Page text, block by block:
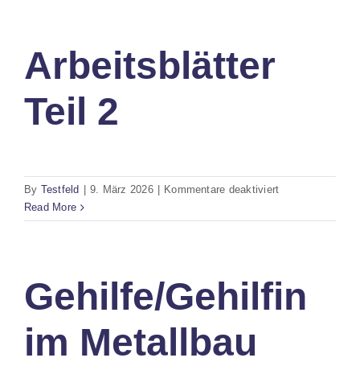
Arbeitsblätter
Teil 2
By Testfeld 9. März 2026 Kommentare deaktiviertfür
Teil
Read More
Gehilfe/Gehilfin
im Metallbau